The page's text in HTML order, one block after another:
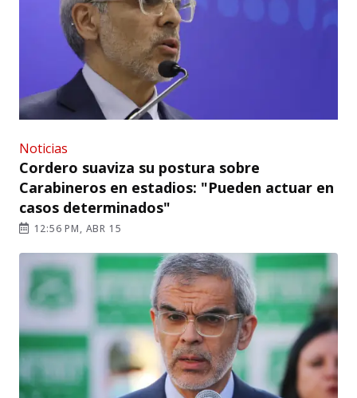
Noticias
Cordero suaviza su postura sobre
Carabineros en estadios: "Pueden actuar en
casos determinados"
12:56 PM, ABR 15